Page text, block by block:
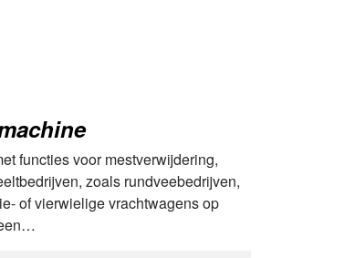
3720 mm
functies voor mestverwijdering,
zoals rundveebedrijven,
of vierwielige vrachtwagens op